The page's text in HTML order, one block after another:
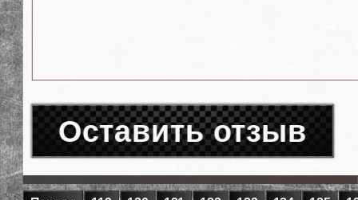
Оставить отзыв